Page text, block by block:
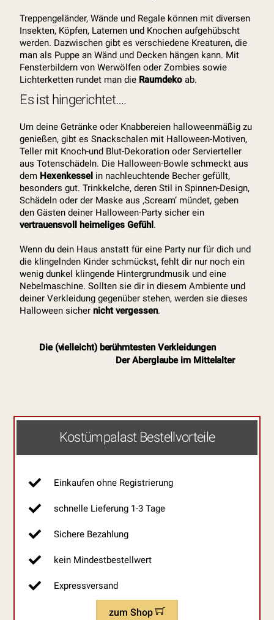
Treppengeländer, Wände und Regale können mit diversen
Insekten, Köpfen, Laternen und Knochen aufgehübscht
werden. Dazwischen gibt es verschiedene Kreaturen, die
man als Puppe an Wänd und Decken hängen kann. Mit
Fensterbildern von Werwölfen oder Zombies sowie
Lichterketten rundet man die Raumdeko ab.
Es ist hingerichtet….
Um deine Getränke oder Knabbereien halloweenmäßig zu
genießen, gibt es Snackschalen mit Halloween-Motiven,
Teller mit Knoch-und Blut-Dekoration oder Servierteller
aus Totenschädeln. Die Halloween-Bowle schmeckt aus
dem Hexenkessel in nachleuchtende Becher gefüllt,
besonders gut. Trinkkelche, deren Stil in Spinnen-Design,
Schädeln oder der Maske aus ‚Scream‘ mündet, geben
den Gästen deiner Halloween-Party sicher ein
vertrauensvoll heimeliges Gefühl.
Wenn du dein Haus anstatt für eine Party nur für dich und
die klingelnden Kinder schmückst, fehlt dir nur noch ein
wenig dunkel klingende Hintergrundmusik und eine
Nebelmaschine. Sollten sie dir in diesem Ambiente und
deiner Verkleidung gegenüber stehen, werden sie dieses
Halloween sichernicht vergessen.
Die (vielleicht) berühmtesten Verkleidungen
Der Aberglaube im Mittelalter
Kostümpalast Bestellvorteile
Einkaufen ohne Registrierung
schnelle Lieferung 1-3 Tage
Sichere Bezahlung
kein Mindestbestellwert
Expressversand
zum Shop